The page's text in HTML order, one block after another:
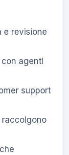
e revisione
agenti
support
raccolgono